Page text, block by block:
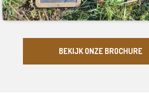
BEKIJK ONZE BROCHURE